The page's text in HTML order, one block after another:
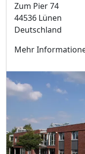
Zum Pier 74
44536 Lünen
Deutschland
Mehr